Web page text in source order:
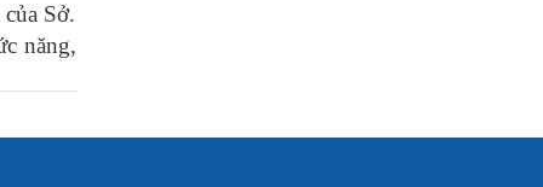
Sở.
năng,